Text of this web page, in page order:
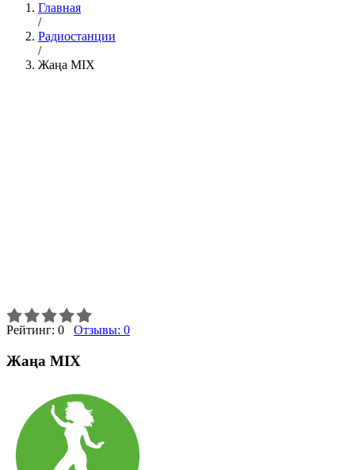
Главная
/
Радиостанции
/
Жаңа MIX
Рейтинг: 0 Отзывы: 0
Жаңа MIX